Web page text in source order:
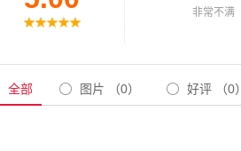
非常不满
全部 图片 （0） 好评 （0）